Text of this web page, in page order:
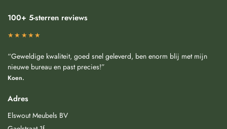
100+ 5-sterren reviews
★★★★★
“Geweldige kwaliteit, goed snel geleverd, ben enorm blij met mijn
nieuwe bureau en past precies!”
Koen.
Adres
Elswout Meubels BV